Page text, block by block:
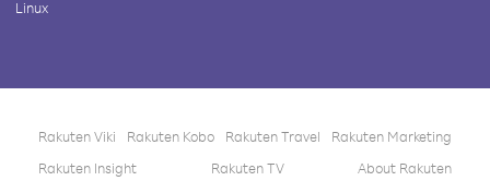
Linux
Rakuten Viki Rakuten Kobo Rakuten Travel
Rakuten Marketing
Rakuten Insight
Rakuten TV About Rakuten